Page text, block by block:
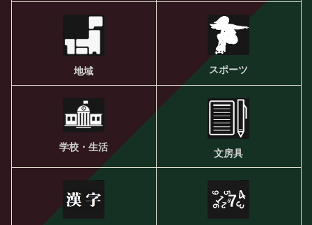
地域 スポーツ
学校・生活
文房具